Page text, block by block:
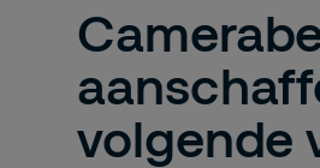
volgende